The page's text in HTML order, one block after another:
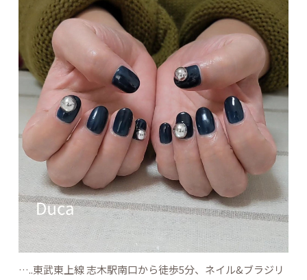
…..東武東上線 志木駅南口から徒歩5分、ネイル&ブラジリ